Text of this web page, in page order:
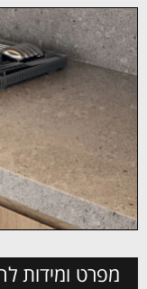
מפרט ומידות